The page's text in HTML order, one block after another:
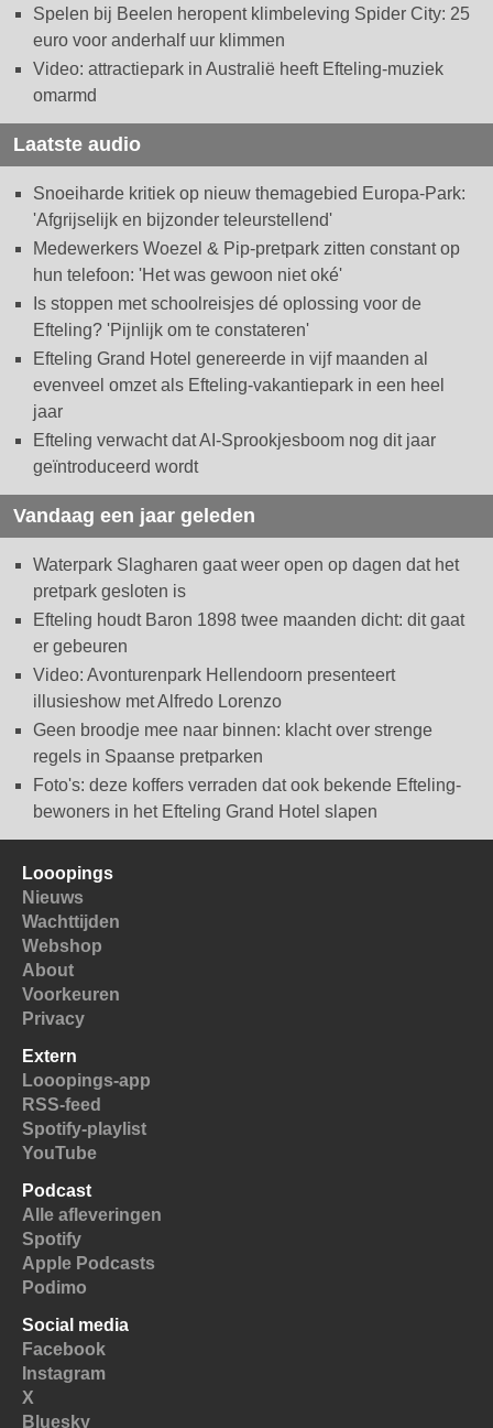
Spelen bij Beelen heropent klimbeleving Spider City: 25
euro voor anderhalf uur klimmen
Video: attractiepark in Australië heeft Efteling-muziek
omarmd
Laatste audio
Snoeiharde kritiek op nieuw themagebied Europa-Park:
'Afgrijselijk en bijzonder teleurstellend'
Medewerkers Woezel & Pip-pretpark zitten constant op
hun telefoon: 'Het was gewoon niet oké'
Is stoppen met schoolreisjes dé oplossing voor de
Efteling? 'Pijnlijk om te constateren'
Efteling Grand Hotel genereerde in vijf maanden al
evenveel omzet als Efteling-vakantiepark in een heel
jaar
Efteling verwacht dat AI-Sprookjesboom nog dit jaar
geïntroduceerd wordt
Vandaag een jaar geleden
Waterpark Slagharen gaat weer open op dagen dat het
pretpark gesloten is
Efteling houdt Baron 1898 twee maanden dicht: dit gaat
er gebeuren
Video: Avonturenpark Hellendoorn presenteert
illusieshow met Alfredo Lorenzo
Geen broodje mee naar binnen: klacht over strenge
regels in Spaanse pretparken
Foto's: deze koffers verraden dat ook bekende Efteling-
bewoners in het Efteling Grand Hotel slapen
Looopings
Nieuws
Wachttijden
Webshop
About
Voorkeuren
Privacy
Extern
Looopings-app
RSS-feed
Spotify-playlist
YouTube
Podcast
Alle afleveringen
Spotify
Apple Podcasts
Podimo
Social media
Facebook
Instagram
X
Bluesky